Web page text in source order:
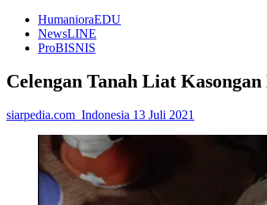
HumanioraEDU
NewsLINE
ProBISNIS
Celengan Tanah Liat
siarpedia.com_Indonesia 13 Juli 2021